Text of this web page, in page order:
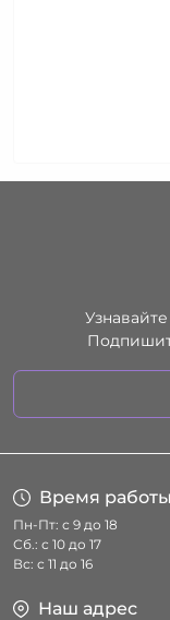
Время работы
Пн-Пт: с 9 до 18
Сб.: с 10 до 17
Вс: с 11 до 16
Наш адрес